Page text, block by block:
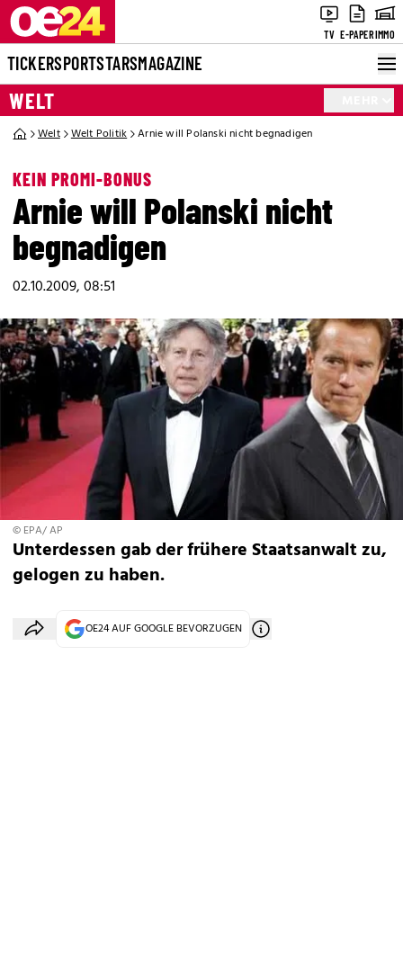
TV E-PAPERIMMO
TICKERSPORTSTARSMAGAZINE
WELT
Welt Welt Politik Arnie will Polanski nicht begnadigen
KEIN PROMI-BONUS
Arnie will Polanski nicht
begnadigen
02.10.2009, 08:51
© EPA/ AP
Unterdessen gab der frühere Staatsanwalt zu,
gelogen zu haben.
OE24 AUF GOOGLE BEVORZUGEN